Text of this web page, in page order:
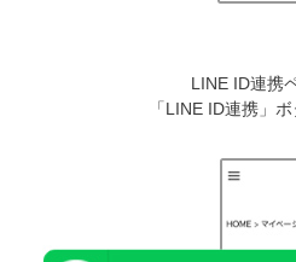
LINE ID連携
「LINE ID連携」